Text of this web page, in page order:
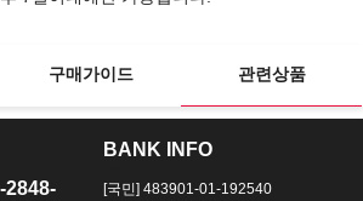
구매가이드 관련상품
2848-
BANK INFO
[국민] 483901-01-192540